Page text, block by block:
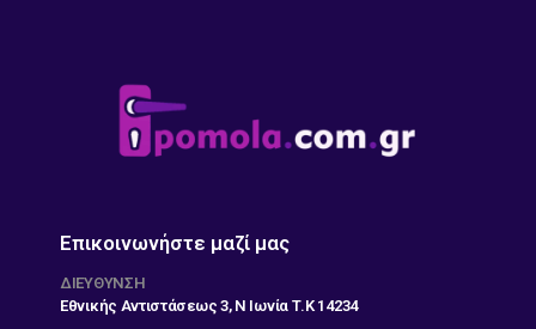
Επικοινωνήστε μαζί μας
ΔΙΕΎΘΥΝΣΗ
Εθνικής Αντιστάσεως 3, Ν Ιωνία Τ.Κ 14234